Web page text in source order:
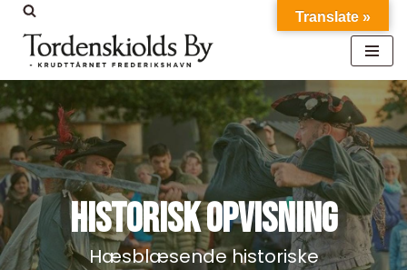
Spring
indhold
HISTORISK OPVISNING
Hæsblæsende historiske
Translate »